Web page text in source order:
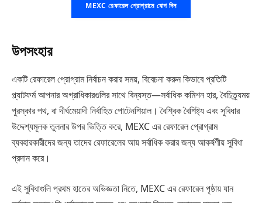
MEXC রেফারেল প্রোগ্রামে যোগ দিন
উপসংহার
একটি রেফারেল প্রোগ্রাম নির্বাচন করার সময়, বিবেচনা করুন কিভাবে প্রতিটি
প্ল্যাটফর্ম আপনার অগ্রাধিকারগুলির সাথে বিন্যস্ত—সর্বাধিক কমিশন হার, বৈচিত্র্যময়
পুরস্কার পথ, বা দীর্ঘমেয়াদী নির্বাহিত পোটেনশিয়াল। বৈশ্বিক বৈশিষ্ট্য এবং সুবিধার
উদ্দেশ্যমূলক তুলনার উপর ভিত্তি করে, MEXC এর রেফারেল প্রোগ্রাম
ব্যবহারকারীদের জন্য তাদের রেফারেলের আয় সর্বাধিক করার জন্য আকর্ষণীয় সুবিধা
প্রদান করে।
এই সুবিধাগুলি প্রথম হাতের অভিজ্ঞতা নিতে, MEXC এর রেফারেল পৃষ্ঠায় যান